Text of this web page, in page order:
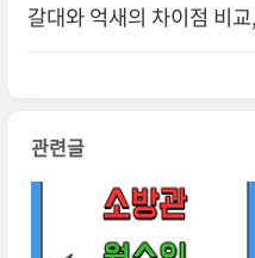
갈대와 억새의 차이점 비
관련글